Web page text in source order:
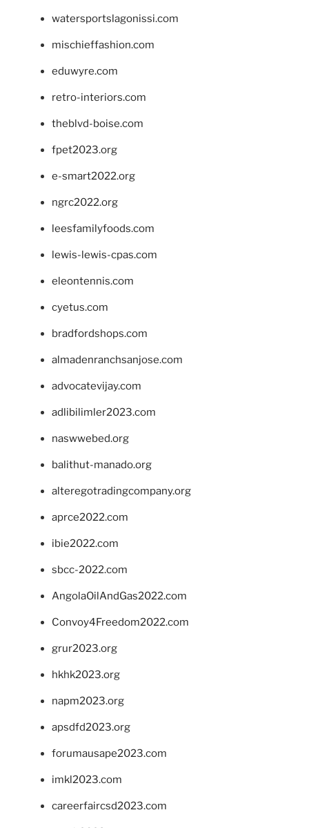
watersportslagonissi.com
mischieffashion.com
eduwyre.com
retro-interiors.com
theblvd-boise.com
fpet2023.org
e-smart2022.org
ngrc2022.org
leesfamilyfoods.com
lewis-lewis-cpas.com
eleontennis.com
cyetus.com
bradfordshops.com
almadenranchsanjose.com
advocatevijay.com
adlibilimler2023.com
naswwebed.org
balithut-manado.org
alteregotradingcompany.org
aprce2022.com
ibie2022.com
sbcc-2022.com
AngolaOilAndGas2022.com
Convoy4Freedom2022.com
grur2023.org
hkhk2023.org
napm2023.org
apsdfd2023.org
forumausape2023.com
imkl2023.com
careerfaircsd2023.com